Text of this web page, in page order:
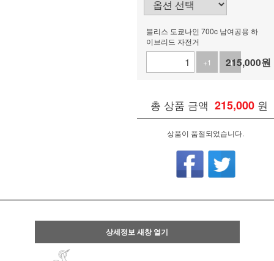
블리스 도쿄나인 700c 남여공용 하
이브리드 자전거
+1
-1
215,000원
총 상품 금액 215,000 원
상품이 품절되었습니다.
상세정보 새창 열기